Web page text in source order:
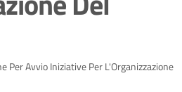
notizia
Per Avvio Iniziative Per L'Organizzazione